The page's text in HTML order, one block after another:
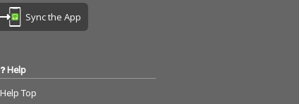
Sync the App
Help
Help Top